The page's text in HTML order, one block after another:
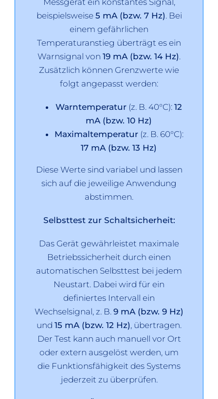
Messgerät ein konstantes Signal,
beispielsweise 5 mA (bzw. 7 Hz). Bei
einem gefährlichen
Temperaturanstieg überträgt es ein
Warnsignal von 19 mA (bzw. 14 Hz).
Zusätzlich können Grenzwerte wie
folgt angepasst werden:
Warntemperatur (z. B. 40°C): 12
mA (bzw. 10 Hz)
Maximaltemperatur(z. B. 60°C):
17 mA (bzw. 13 Hz)
Diese Werte sind variabel und lassen
sich auf die jeweilige Anwendung
abstimmen.
Selbsttest zur Schaltsicherheit:
Das Gerät gewährleistet maximale
Betriebssicherheit durch einen
automatischen Selbsttest bei jedem
Neustart. Dabei wird für ein
definiertes Intervall ein
Wechselsignal, z. B. 9 mA (bzw. 9 Hz)
und 15 mA (bzw. 12 Hz), übertragen.
Der Test kann auch manuell vor Ort
oder extern ausgelöst werden, um
die Funktionsfähigkeit des Systems
jederzeit zu überprüfen.